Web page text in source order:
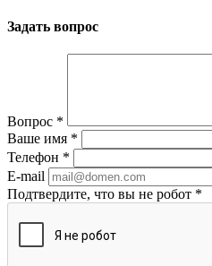
Задать вопрос
Вопрос *
Ваше имя *
Телефон *
E-mail
Подтвердите, что вы не робот *